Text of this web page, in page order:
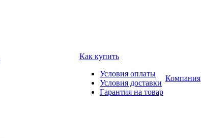
Как купить
Условия оплаты
Условия доставки
Гарантия на товар
Компания